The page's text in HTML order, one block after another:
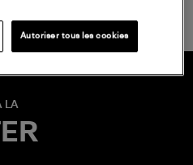
LA
Autoriser tous les cookies